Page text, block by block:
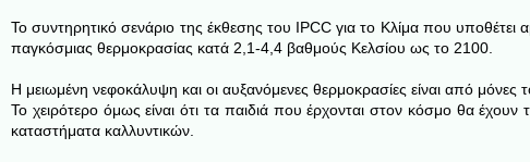
Το συντηρητικό σενάριο της έκθεσης του IPCC για το Κλίμα που
παγκόσμιας θερμοκρασίας κατά 2,1-4,4 βαθμούς Κελσίου ως το 2100.
Η μειωμένη νεφοκάλυψη και οι αυξανόμενες θερμοκρασίες είναι από μόνες
Το χειρότερο όμως είναι ότι τα παιδιά που έρχονται στον κόσμο θα
καταστήματα καλλυντικών.